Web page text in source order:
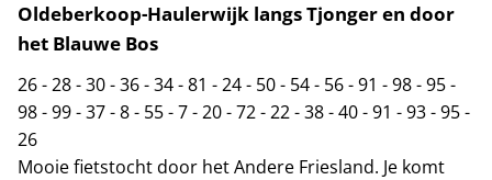
Oldeberkoop-Haulerwijk langs Tjonger en door
het Blauwe Bos
26-28-30-36-34-81 -24- 50- 54- 56-91 -98-95-
98-99-37-8- 55-7-20-72-22-38-40-91 -93-95-
26
Mooie fietstocht door het Andere Friesland. Je komt